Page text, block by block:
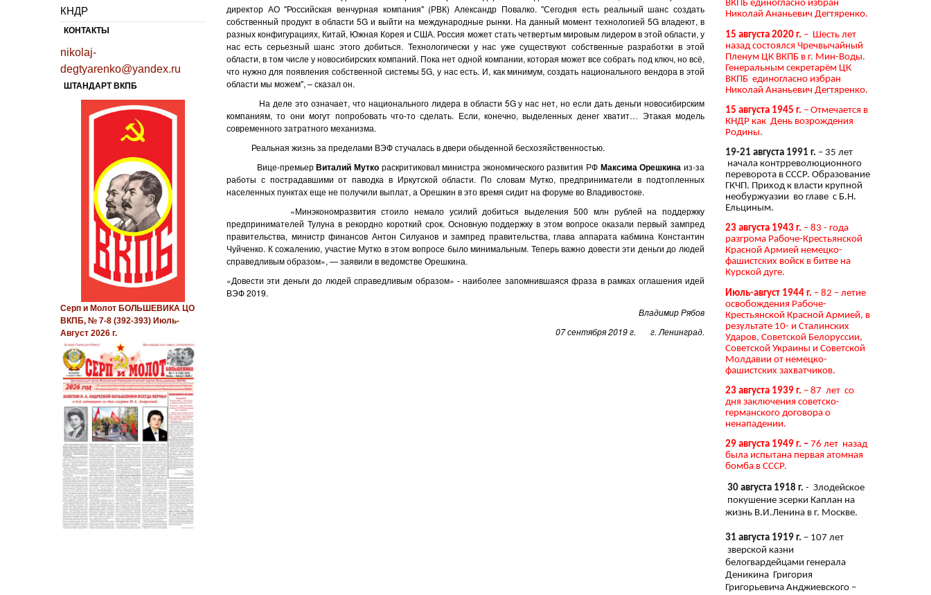
директор АО "Российская венчурная компания" (РВК) Александр Повалко. "Сегодня есть реальный шанс создать
собственный продукт в области 5G и выйти на международные рынки. На данный момент технологией 5G владеют, в
разных конфигурациях, Китай, Южная Корея и США. Россия может стать четвертым мировым лидером в этой области, у
нас есть серьезный шанс этого добиться. Технологически у нас уже существуют собственные разработки в этой
области, в том числе у новосибирских компаний. Пока нет одной компании, которая может все собрать под ключ, но всё,
что нужно для появления собственной системы 5G, у нас есть. И, как минимум, создать национального вендора в этой
области мы можем", – сказал он.
На деле это означает, что национального лидера в области 5G у нас нет, но если дать деньги новосибирским
компаниям, то они могут попробовать что-то сделать. Если, конечно, выделенных денег хватит… Этакая модель
современного затратного механизма.
Реальная жизнь за пределами ВЭФ стучалась в двери обыденной бесхозяйственностью.
Вице-премьерВиталий Муткораскритиковал министра экономического развития РФ Максима Орешкина из-за
работы с пострадавшими от паводка в Иркутской области. По словам Мутко, предприниматели в подтопленных
населенных пунктах еще не получили выплат, а Орешкин в это время сидит на форуме во Владивостоке.
«Минэкономразвития стоило немало усилий добиться выделения 500 млн рублей на поддержку
предпринимателей Тулуна в рекордно короткий срок. Основную поддержку в этом вопросе оказали первый зампред
правительства, министр финансов Антон Силуанов и зампред правительства, глава аппарата кабмина Константин
Чуйченко. К сожалению, участие Мутко в этом вопросе было минимальным. Теперь важно довести эти деньги до людей
справедливым образом», — заявили в ведомстве Орешкина.
«Довести эти деньги до людей справедливым образом» - наиболее запомнившаяся фраза в рамках оглашения идей
ВЭФ 2019.
Владимир Рябов
07 сентября 2019 г. г. Ленинград.
КНДР
КОНТАКТЫ
nikolaj-
degtyarenko@yandex.ru
ШТАНДАРТ ВКПБ
Серп и Молот БОЛЬШЕВИКА ЦО
ВКПБ, № 7-8 (392-393) Июль-
Август 2026 г.
ВКПБ единогласно избран
Николай Ананьевич Дегтяренко.
15 августа 2020 г. – Шесть лет
назад состоялся Чречвычайный
Пленум ЦК ВКПБ в г. Мин-Воды.
Генеральным секретарём ЦК
ВКПБ единогласно избран
Николай Ананьевич Дегтяренко.
15 августа 1945 г. – Отмечается в
КНДР как День возрождения
Родины.
19-21 августа 1991 г. – 35 лет
начала контрреволюционного
переворота в СССР. Образование
ГКЧП. Приход к власти крупной
необуржуазии во главе с Б.Н.
Ельциным.
23 августа 1943 г. – 83 - года
разгрома Рабоче-Крестьянской
Красной Армией немецко-
фашистских войск в битве на
Курской дуге.
Июль-август 1944 г. – 82 – летие
освобождения Рабоче-
Крестьянской Красной Армией, в
результате 10- и Сталинских
Ударов, Советской Белоруссии,
Советской Украины и Советской
Молдавии от немецко-
фашистских захватчиков.
23 августа 1939 г. – 87 лет со
дня заключения советско-
германского договора о
ненападении.
29 августа 1949 г. – 76 лет назад
была испытана первая атомная
бомба в СССР.
30 августа 1918 г. - Злодейское
покушение эсерки Каплан на
жизнь В.И.Ленина в г. Москве.
31 августа 1919 г. – 107 лет
зверской казни
белогвардейцами генерала
Деникина Григория
Григорьевича Анджиевского –